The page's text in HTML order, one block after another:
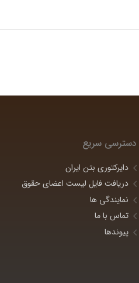
دسترسی سریع
دایرکتوری بتن ایران
دریافت فایل لیست اعضای حقوق
نمایندگی ها
تماس با ما
پیوندها